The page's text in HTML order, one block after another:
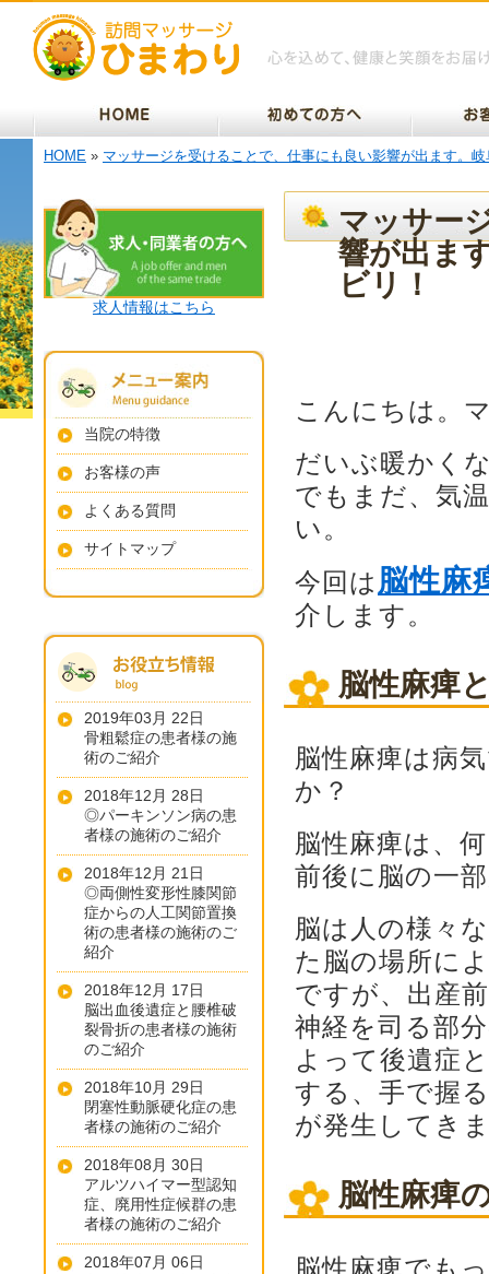
HOME » マッサージを受けることで、仕事にも良い影響が出ます。
マッサー
響が出ま
ビリ！
こんにちは。
だいぶ暖かく
でもまだ、気
い。
今回は脳性麻
介します。
脳性麻痺
脳性麻痺は病
か？
脳性麻痺は、
前後に脳の一
脳は人の様々
た脳の場所に
ですが、出産
神経を司る部
よって後遺症
する、手で握
が発生してき
脳性麻痺
求人情報はこちら
当院の特徴
お客様の声
よくある質問
サイトマップ
2019年03月 22日
骨粗鬆症の患者様の施
術のご紹介
2018年12月 28日
◎パーキンソン病の患
者様の施術のご紹介
2018年12月 21日
◎両側性変形性膝関節
症からの人工関節置換
術の患者様の施術のご
紹介
2018年12月 17日
脳出血後遺症と腰椎破
裂骨折の患者様の施術
のご紹介
2018年10月 29日
閉塞性動脈硬化症の患
者様の施術のご紹介
2018年08月 30日
アルツハイマー型認知
症、廃用性症候群の患
者様の施術のご紹介
2018年07月 06日